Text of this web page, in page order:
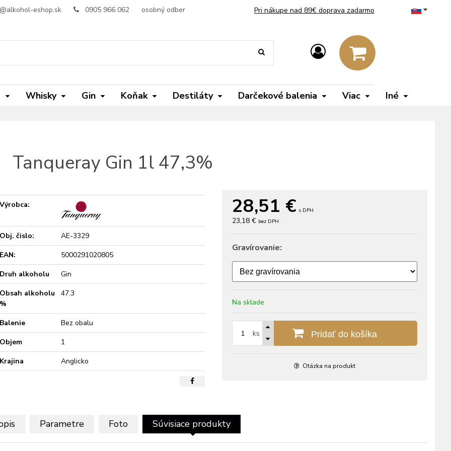
eshop.sk 0905 966 062 osobný odber Pri nákupe nad 89€ doprava zadarmo
Whisky Gin Koňak Destiláty Darčekové balenia Viac Iné
Tanqueray Gin 1l 47,3%
28,51 € s DPH
23,18 € bez DPH
Gravírovanie:
Na sklade
ks Pridať do košíka
Otázka na produkt
Výrobca:
Obj. čislo:
AE-3329
EAN:
5000291020805
Druh alkoholu
Gin
Obsah alkoholu
%
47.3
Balenie
Bez obalu
Objem
1
Krajina
Anglicko
Parametre Foto Súvisiace produkty